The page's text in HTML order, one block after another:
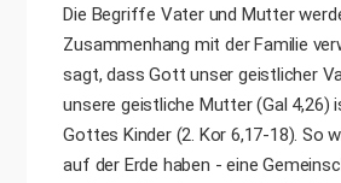
Die Begriffe Vater und Mutter
Zusammenhang mit der Familie
sagt, dass Gott unser geistlicher
unsere geistliche Mutter (Gal 4,26)
Gottes Kinder (2. Kor 6,17-18). So
auf der Erde haben - eine